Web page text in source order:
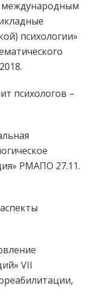
международным
психологии»
психологов –
РМАПО 27.11.
VII